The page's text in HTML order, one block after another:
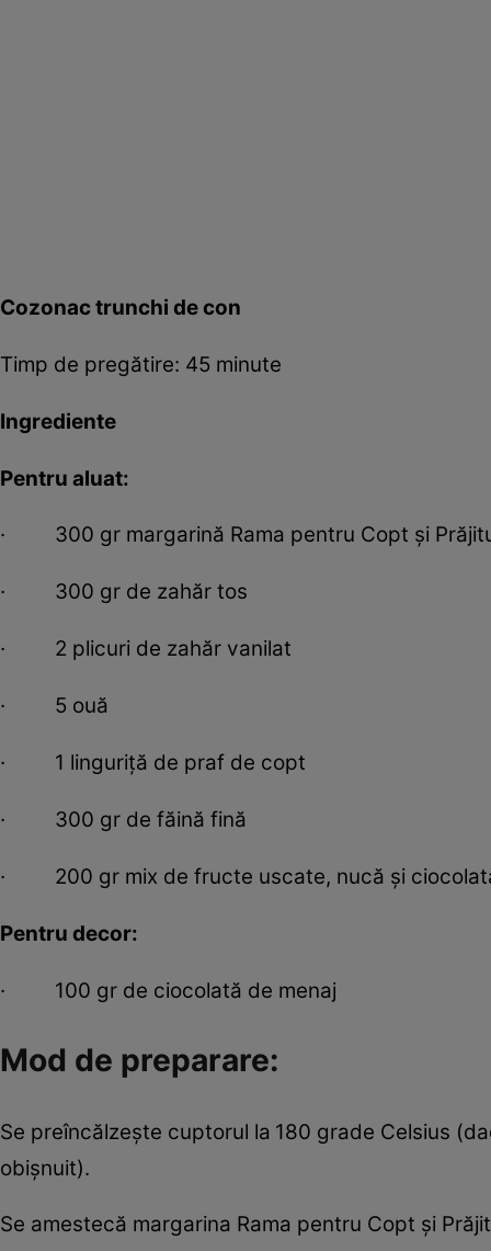
Cozonac trunchi de con
Timp de pregătire: 45 minute
Ingrediente
Pentru aluat:
· 300 gr margarină Rama pentru Copt și
· 300 gr de zahăr tos
· 2 plicuri de zahăr vanilat
· 5 ouă
· 1 linguriţă de praf de copt
· 300 gr de făină fină
· 200 gr mix de fructe uscate, nucă și
Pentru decor:
· 100 gr de ciocolată de menaj
Mod de preparare:
Se preîncălzește cuptorul la 180 grade Celsius
obișnuit).
Se amestecă margarina Rama pentru Copt și